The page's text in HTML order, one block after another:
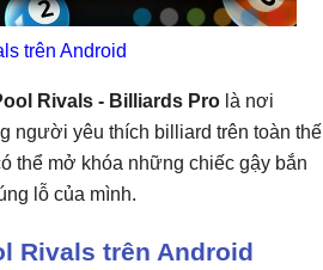
trên Android
Rivals - Billiards Pro là nơi
người yêu thích billiard trên toàn thế
thể mở khóa những chiếc gậy bắn
lỗ của mình.
Rivals trên Android